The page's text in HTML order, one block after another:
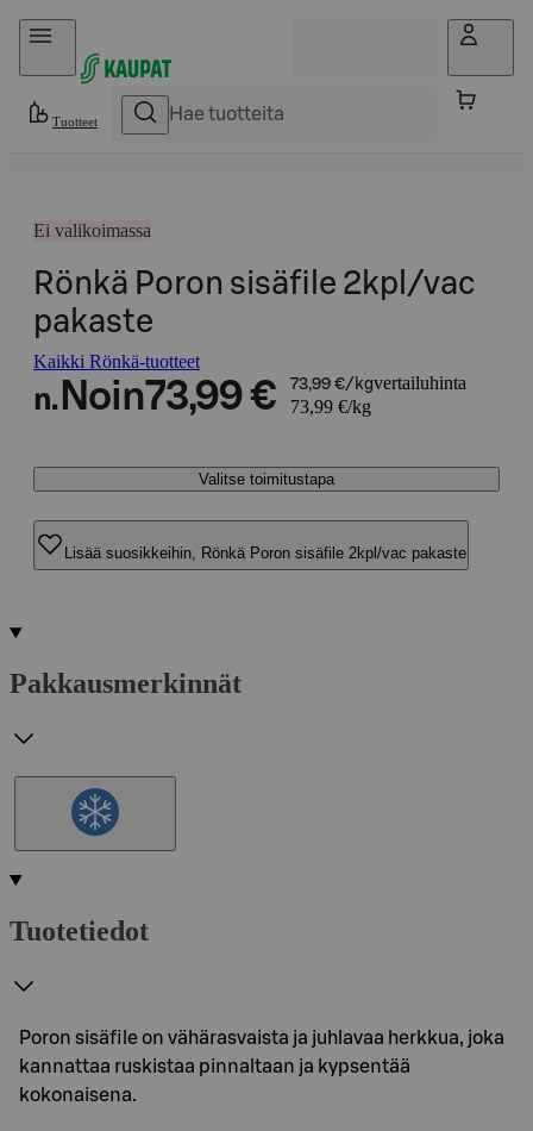
Hyppää sisältöön
Tuotteet
Ei valikoimassa
Rönkä Poron sisäfile 2kpl/vac
pakaste
Kaikki Rönkä-tuotteet
n. Noin73,99 € 73,99 €/kgvertailuhinta
73,99 €/kg
Valitse toimitustapa
Lisää suosikkeihin, Rönkä Poron sisäfile 2kpl/vac pakaste
Pakkausmerkinnät
Tuotetiedot
Poron sisäfile on vähärasvaista ja juhlavaa herkkua, joka
kannattaa ruskistaa pinnaltaan ja kypsentää
kokonaisena.